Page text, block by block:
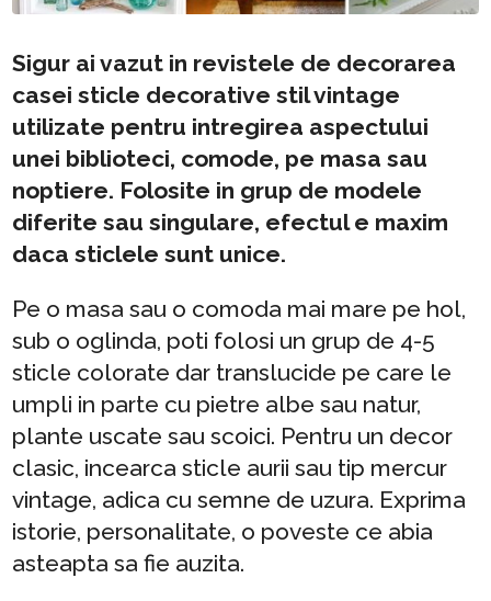
Sigur ai vazut in revistele de decorarea
casei sticle decorative stil vintage
utilizate pentru intregirea aspectului
unei biblioteci, comode, pe masa sau
noptiere. Folosite in grup de modele
diferite sau singulare, efectul e maxim
daca sticlele sunt unice.
Pe o masa sau o comoda mai mare pe hol,
sub o oglinda, poti folosi un grup de 4-5
sticle colorate dar translucide pe care le
umpli in parte cu pietre albe sau natur,
plante uscate sau scoici. Pentru un decor
clasic, incearca sticle aurii sau tip mercur
vintage, adica cu semne de uzura. Exprima
istorie, personalitate, o poveste ce abia
asteapta sa fie auzita.